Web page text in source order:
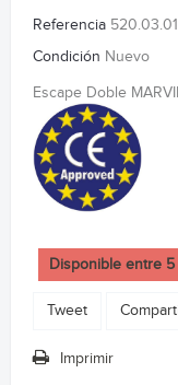
Referencia 520.03.01
Condición Nuevo
Escape Doble
Disponible entre 5
Tweet
Imprimir